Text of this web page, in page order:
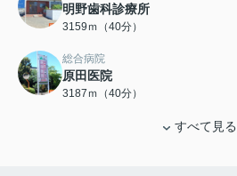
明野歯科診療所
3159ｍ（40分）
総合病院
原田医院
3187ｍ（40分）
すべて見る